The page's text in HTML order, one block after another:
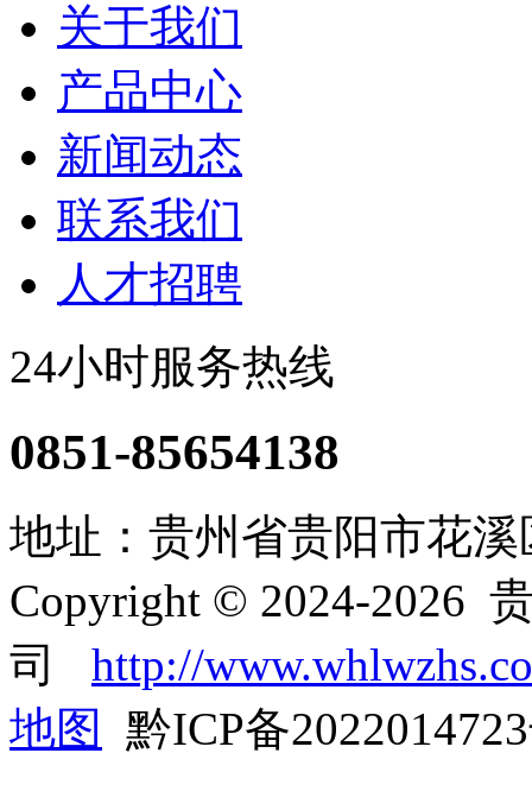
关于我们
产品中心
新闻动态
联系我们
人才招聘
24小时服务热线
0851-85654138
地址：贵州省贵阳市花
Copyright © 2024-2026
司 http://
地图
黔ICP备